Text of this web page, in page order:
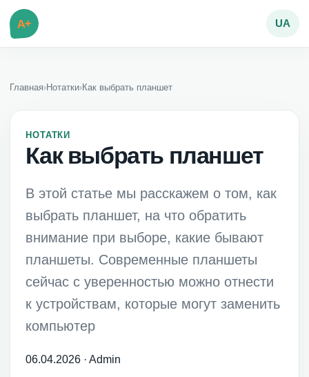
A+ UA
Главная›Нотатки›Как выбрать планшет
НОТАТКИ
Как выбрать планшет
В этой статье мы расскажем о том, как
выбрать планшет, на что обратить
внимание при выборе, какие бывают
планшеты. Современные планшеты
сейчас с уверенностью можно отнести
к устройствам, которые могут заменить
компьютер
06.04.2026 ·Admin